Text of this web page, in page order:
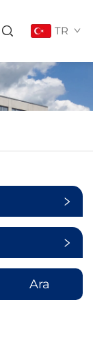
TR
Ara